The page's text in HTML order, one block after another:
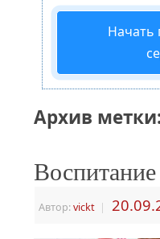
Начать
Архив метки:
Автор:vickt |